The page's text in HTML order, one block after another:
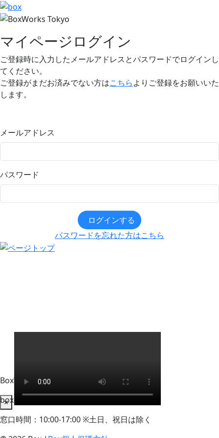
マイページログイン
ご登録時に入力したメールアドレスとパスワードでログインし
てください。
ご登録がまだお済みでない方はこちらよりご登録をお願いいた
します。
メールアドレス
パスワード
ログインする
パスワードを忘れた方はこちら
BoxWorks Tokyo + Osaka 来場者事務局
box-info_registration@event-admin.jp
窓口時間：10:00-17:00 ※土日、祝日は除く
×